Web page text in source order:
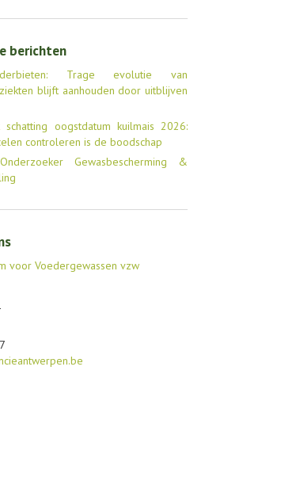
berichten
Trage evolutie van
blijft aanhouden door uitblijven
oogstdatum kuilmais 2026:
controleren is de boodschap
Gewasbescherming &
voor Voedergewassen vzw